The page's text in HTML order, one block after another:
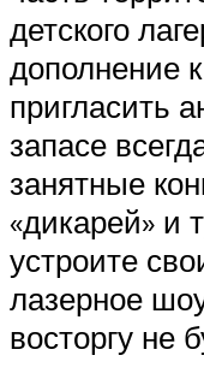
детского
дополнение
пригласить
запасе
занятные
«дикарей» и
устроите
лазерное
восторгу не